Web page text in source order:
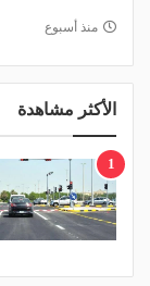
منذ أسبوع
الأكثر مشاهدة
1